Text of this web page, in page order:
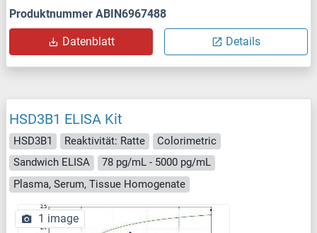
Produktnummer ABIN6967488
Datenblatt Details
HSD3B1 ELISA Kit
HSD3B1 Reaktivität: Ratte
Colorimetric
Sandwich ELISA
78 pg/mL - 5000 pg/mL
Plasma, Serum, Tissue Homogenate
1 image